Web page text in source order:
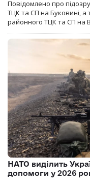
Повідомлено про
ТЦК та СП на Буковині,
районного ТЦК та СП на
НАТО виділить
допомоги у 2026